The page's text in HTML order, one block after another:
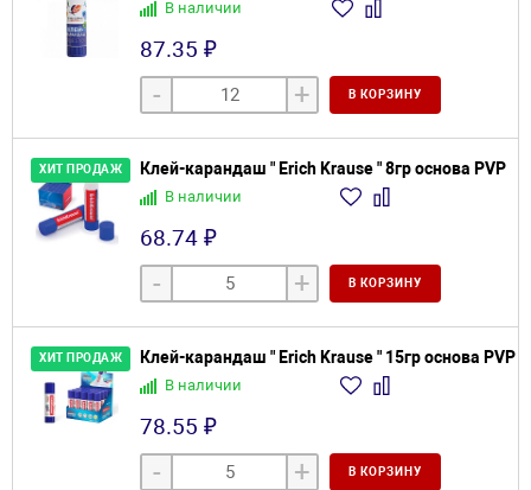
В наличии
87.35 ₽
- + В КОРЗИНУ
ХИТ ПРОДАЖ Клей-карандаш " Erich Krause " 8гр основа PVP
В наличии
68.74 ₽
- + В КОРЗИНУ
ХИТ ПРОДАЖ Клей-карандаш " Erich Krause " 15гр основа PVP
В наличии
78.55 ₽
- + В КОРЗИНУ